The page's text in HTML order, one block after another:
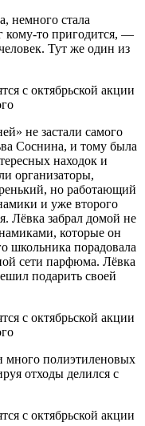
немного стала
кому-то пригодится, —
Тут же один из
не застали самого
Соснина, и тому была
находок и
организаторы,
но работающий
и уже второго
Лёвка забрал домой не
которые он
школьника порадовала
сети парфюма. Лёвка
подарить своей
много полиэтиленовых
отходы делился с